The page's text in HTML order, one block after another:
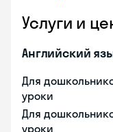
Услуги и
Английский
Для
уроки
Для
уроки